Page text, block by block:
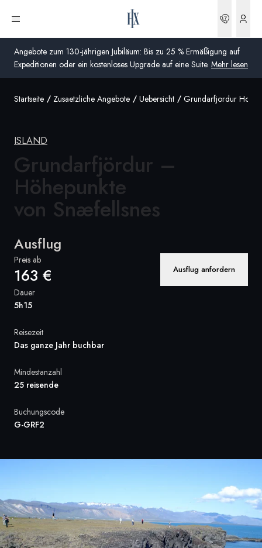
Angebote zum 130-jährigen Jubiläum: Bis zu 25 % Ermäßigung auf
Expeditionen oder ein kostenloses Upgrade auf eine Suite. Mehr lesen
Menü öffnen
Deutschland
Vereinigtes Königreich (England, Schottland, Wales
und Nordirland)
USA
Schweiz
Global
Startseite Zusaetzliche Angebote Uebersicht Grundarfjordur
ISLAND
Grundarfjördur –
Höhepunkte
von Snæfellsnes
Ausflug
Preis ab
163 € Ausflug anfordern
Dauer
5h15
Reisezeit
Das ganze Jahr buchbar
Mindestanzahl
25 reisende
Buchungscode
G-GRF2